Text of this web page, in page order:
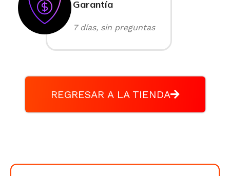
Garantía
7 días, sin preguntas
REGRESAR A LA TIENDA